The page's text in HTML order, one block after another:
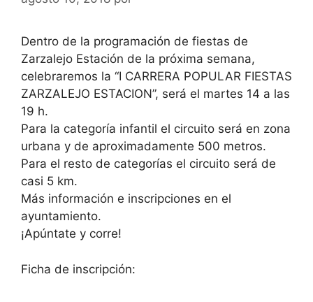
Dentro de la programación de fiestas de
Zarzalejo Estación de la próxima semana,
celebraremos la “I CARRERA POPULAR FIESTAS
ZARZALEJO ESTACION”, será el martes 14 a las
19 h.
Para la categoría infantil el circuito será en zona
urbana y de aproximadamente 500 metros.
Para el resto de categorías el circuito será de
casi 5 km.
Más información e inscripciones en el
ayuntamiento.
¡Apúntate y corre!
Ficha de inscripción: